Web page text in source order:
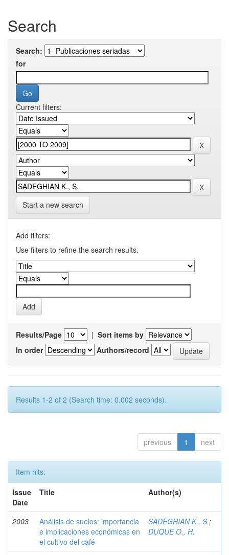
Search
Search:
for
Current filters:
Start a new search
Add filters:
Use filters to refine the search results.
Results/Page | Sort items by
In order
Authors/record
Results 1-2 of 2 (Search time: 0.002 seconds).
previous 1 next
Item hits:
Issue
Date
Title Author(s)
2003
Análisis de suelos: importancia
e implicaciones económicas en
el cultivo del café
SADEGHIAN K., S.;
DUQUE O., H.